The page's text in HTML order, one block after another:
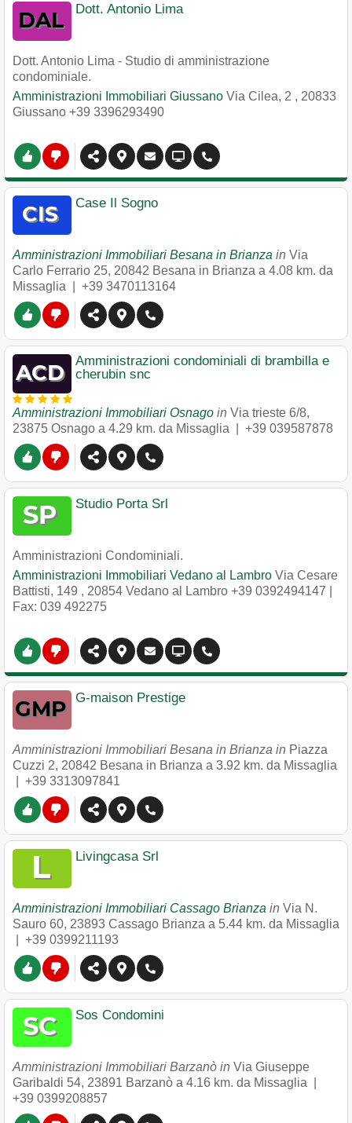
Dott. Antonio Lima
Dott. Antonio Lima - Studio di amministrazione
condominiale.
Amministrazioni Immobiliari Giussano Via Cilea, 2 , 20833
Giussano +39 3396293490
Case Il Sogno
Amministrazioni Immobiliari Besana in Brianza in Via
Carlo Ferrario 25, 20842 Besana in Brianza a 4.08 km. da
Missaglia | +39 3470113164
Amministrazioni condominiali di brambilla e
cherubin snc
Amministrazioni Immobiliari Osnago in Via trieste 6/8,
23875 Osnago a 4.29 km. da Missaglia | +39 039587878
Studio Porta Srl
Amministrazioni Condominiali.
Amministrazioni Immobiliari Vedano al Lambro Via Cesare
Battisti, 149 , 20854 Vedano al Lambro +39 0392494147
Fax: 039 492275
G-maison Prestige
Amministrazioni Immobiliari Besana in Brianza in Piazza
Cuzzi 2, 20842 Besana in Brianza a 3.92 km. da Missaglia
+39 3313097841
Livingcasa Srl
Amministrazioni Immobiliari Cassago Brianza in Via N.
Sauro 60, 23893 Cassago Brianza a 5.44 km. da Missaglia
+39 0399211193
Sos Condomini
Amministrazioni Immobiliari Barzanò in Via Giuseppe
Garibaldi 54, 23891 Barzanò a 4.16 km. da Missaglia |
+39 0399208857